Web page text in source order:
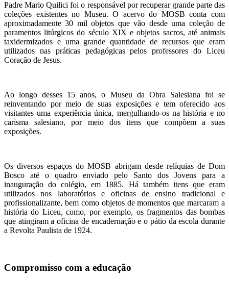
Padre Mario Quilici foi o responsável por recuperar grande parte das
coleções existentes no Museu. O acervo do MOSB conta com
aproximadamente 30 mil objetos que vão desde uma coleção de
paramentos litúrgicos do século XIX e objetos sacros, até animais
taxidermizados e uma grande quantidade de recursos que eram
utilizados nas práticas pedagógicas pelos professores do Liceu
Coração de Jesus.
Ao longo desses 15 anos, o Museu da Obra Salesiana foi se
reinventando por meio de suas exposições e tem oferecido aos
visitantes uma experiência única, mergulhando-os na história e no
carisma salesiano, por meio dos itens que compõem a suas
exposições.
Os diversos espaços do MOSB abrigam desde relíquias de Dom
Bosco até o quadro enviado pelo Santo dos Jovens para a
inauguração do colégio, em 1885. Há também itens que eram
utilizados nos laboratórios e oficinas de ensino tradicional e
profissionalizante, bem como objetos de momentos que marcaram a
história do Liceu, como, por exemplo, os fragmentos das bombas
que atingiram a oficina de encadernação e o pátio da escola durante
a Revolta Paulista de 1924.
Compromisso com a educação